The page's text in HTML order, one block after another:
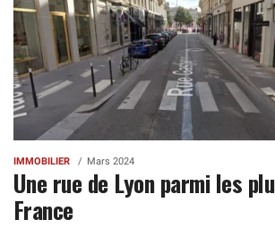
IMMOBILIER Mars 2024
Une rue de Lyon parmi les
France